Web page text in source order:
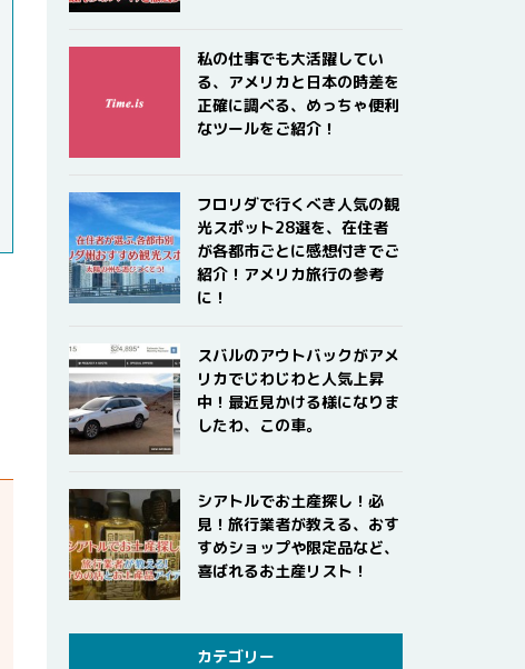
私の仕事でも大活躍してい
る、アメリカと日本の時差を
正確に調べる、めっちゃ便利
なツールをご紹介！
フロリダで行くべき人気の観
光スポット28選を、在住者
が各都市ごとに感想付きでご
紹介！アメリカ旅行の参考
に！
スバルのアウトバックがアメ
リカでじわじわと人気上昇
中！最近見かける様になりま
したわ、この車。
シアトルでお土産探し！必
見！旅行業者が教える、おす
すめショップや限定品など、
喜ばれるお土産リスト！
カテゴリー